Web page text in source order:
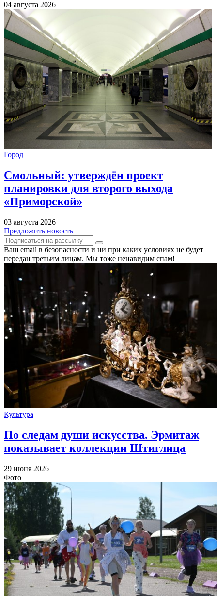
04 августа 2026
Город
Смольный: утверждён проект
планировки для второго выхода
«Приморской»
03 августа 2026
Предложить новость
Ваш email в безопасности и ни при каких условиях не будет
передан третьим лицам. Мы тоже ненавидим спам!
Культура
По следам души искусства. Эрмитаж
показывает коллекции Штиглица
29 июня 2026
Фото